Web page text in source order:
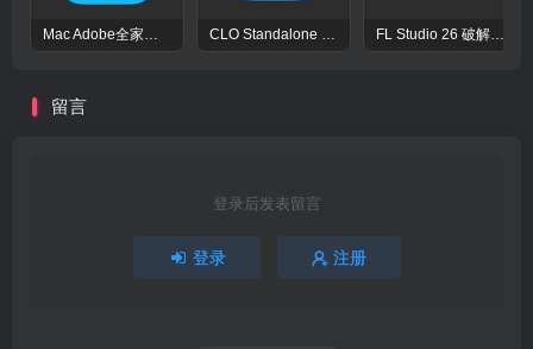
Mac Adobe全家桶激活工具Adobe Activation Tool CLO Standalone OnlineAuth Mac激活版-CLO3D三维服装设计演示软件 FL Studio 26 破解版 – 强大的音频后期处理程序
留言
登录后发表留言
登录 注册